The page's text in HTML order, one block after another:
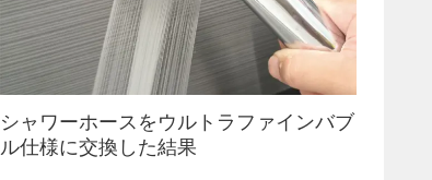
シャワーホースをウルトラファインバブ
ル仕様に交換した結果